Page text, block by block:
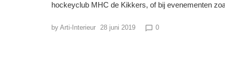
hockeyclub MHC de Kikkers, of bij evenementen
by Arti-Interieur 28 juni 2019 chat_bubble_outline 0